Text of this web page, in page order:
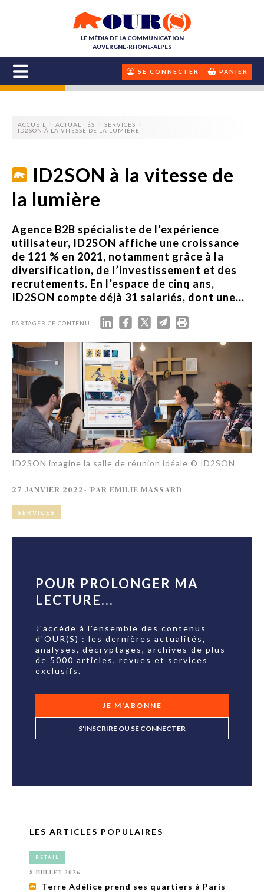
LE MÉDIA DE LA COMMUNICATION
AUVERGNE-RHÔNE-ALPES
SE CONNECTER PANIER
ACCUEIL ACTUALITÉS
SERVICES
ID2SON À LA VITESSE DE LA LUMIÈRE
ID2SON à la vitesse de
la lumière
Agence B2B spécialiste de l’expérience
utilisateur, ID2SON affiche une croissance
de 121 % en 2021, notamment grâce à la
diversification, de l’investissement et des
recrutements. En l’espace de cinq ans,
ID2SON compte déjà 31 salariés, dont une...
PARTAGER CE CONTENU :
ID2SON imagine la salle de réunion idéale © ID2SON
27 JANVIER 2022- PAR EMILIE MASSARD
SERVICES
POUR PROLONGER MA
LECTURE...
J'accède à l'ensemble des contenus
d'OUR(S) : les dernières actualités,
analyses, décryptages, archives de plus
de 5000 articles, revues et services
exclusifs.
JE M'ABONNE
S'INSCRIRE OU SE CONNECTER
LES ARTICLES POPULAIRES
RETAIL
8 JUILLET 2026
Terre Adélice prend ses quartiers à Paris